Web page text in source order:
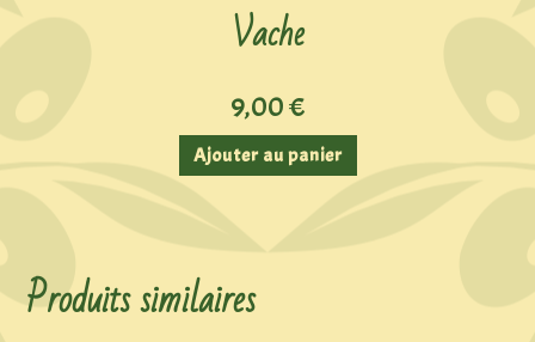
Vache
9,00€
Ajouter au panier
Produits similaires